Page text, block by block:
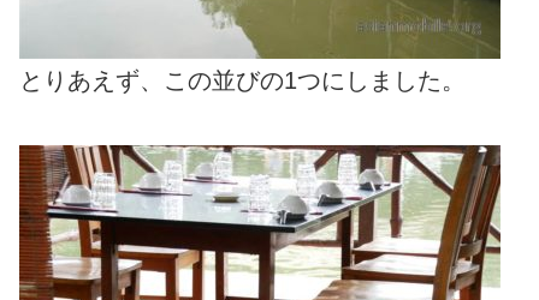
とりあえず、この並びの1つにしました。